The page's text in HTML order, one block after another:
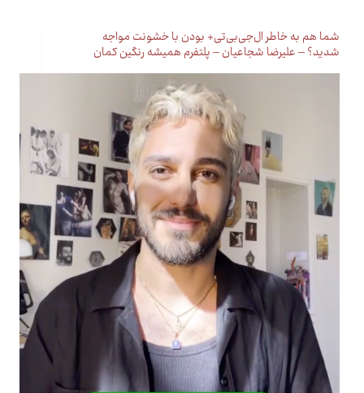
شما هم به خاطر ال‌جی‌بی‌تی+ بودن با خشونت مواجه
شدید؟ – علیرضا شجاعیان – پلتفرم همیشه رنگین کمان